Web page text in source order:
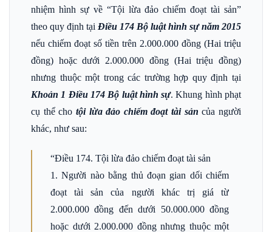
nhiệm hình sự về “Tội lừa đảo chiếm đoạt tài sản”
theo quy định tại Điều 174 Bộ luật hình sự năm 2015
nếu chiếm đoạt số tiền trên 2.000.000 đồng (Hai triệu
đồng) hoặc dưới 2.000.000 đồng (Hai triệu đồng)
nhưng thuộc một trong các trường hợp quy định tại
Khoản 1 Điều 174 Bộ luật hình sự. Khung hình phạt
cụ thể cho tội lừa đảo chiếm đoạt tài sản của người
khác, như sau:
“Điều 174. Tội lừa đảo chiếm đoạt tài sản
1. Người nào bằng thủ đoạn gian dối chiếm
đoạt tài sản của người khác trị giá từ
2.000.000 đồng đến dưới 50.000.000 đồng
hoặc dưới 2.000.000 đồng nhưng thuộc một